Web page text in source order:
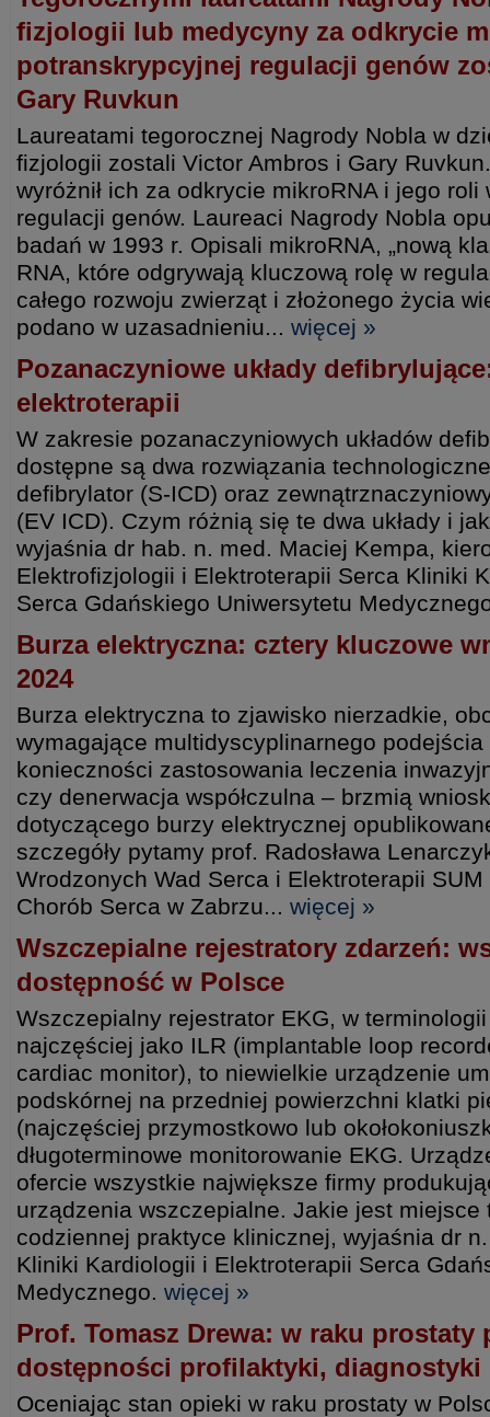
fizjologii lub medycyny za odkrycie
potranskrypcyjnej regulacji genów
Gary Ruvkun
Laureatami tegorocznej Nagrody Nobla w
fizjologii zostali Victor Ambros i Gary
wyróżnił ich za odkrycie mikroRNA i jego
regulacji genów. Laureaci Nagrody Nobla
badań w 1993 r. Opisali mikroRNA, „nową
RNA, które odgrywają kluczową rolę w
całego rozwoju zwierząt i złożonego życia
podano w uzasadnieniu... więcej »
Pozanaczyniowe układy
elektroterapii
W zakresie pozanaczyniowych układów
dostępne są dwa rozwiązania
defibrylator (S-ICD) oraz
(EV ICD). Czym różnią się te dwa układy i
wyjaśnia dr hab. n. med. Maciej Kempa,
Elektrofizjologii i Elektroterapii Serca Kliniki
Serca Gdańskiego Uniwersytetu
Burza elektryczna: cztery kluczowe
2024
Burza elektryczna to zjawisko nierzadkie,
wymagające multidyscyplinarnego
konieczności zastosowania leczenia
czy denerwacja współczulna – brzmią
dotyczącego burzy elektrycznej
szczegóły pytamy prof. Radosława
Wrodzonych Wad Serca i Elektroterapii
Chorób Serca w Zabrzu... więcej »
Wszczepialne rejestratory zdarzeń:
dostępność w Polsce
Wszczepialny rejestrator EKG, w
najczęściej jako ILR (implantable loop
cardiac monitor), to niewielkie urządzenie
podskórnej na przedniej powierzchni klatki
(najczęściej przymostkowo lub
długoterminowe monitorowanie EKG.
ofercie wszystkie największe firmy
urządzenia wszczepialne. Jakie jest miejsce
codziennej praktyce klinicznej, wyjaśnia dr
Kliniki Kardiologii i Elektroterapii Serca
Medycznego. więcej »
Prof. Tomasz Drewa: w raku prostaty
dostępności profilaktyki, diagnostyki
Oceniając stan opieki w raku prostaty w